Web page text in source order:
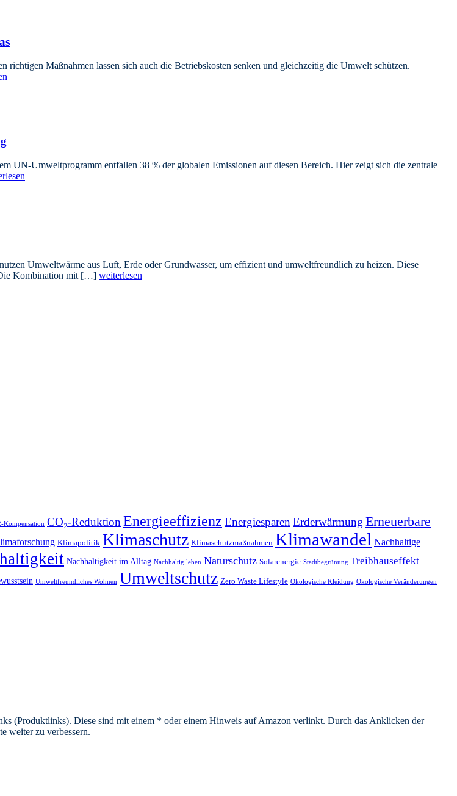
Maßnahmen lassen sich auch die Betriebskosten senken und gleichzeitig die Umwelt schützen.
UN-Umweltprogramm entfallen 38 % der globalen Emissionen auf diesen Bereich. Hier zeigt sich die zentrale
Umweltwärme aus Luft, Erde oder Grundwasser, um effizient und umweltfreundlich zu heizen. Diese
Die Kombination mit […] weiterlesen
Kompensation CO₂-Reduktion Energieeffizienz Energiesparen Erderwärmung Erneuerbare
Klimapolitik Klimaschutz Klimaschutzmaßnahmen Klimawandel Nachhaltige
Nachhaltigkeit im Alltag Nachhaltig leben Naturschutz Solarenergie Stadtbegrünung Treibhauseffekt
Umweltfreundliches Wohnen Umweltschutz Zero Waste Lifestyle Ökologische Kleidung Ökologische Veränderungen
(Produktlinks). Diese sind mit einem * oder einem Hinweis auf Amazon verlinkt. Durch das Anklicken der
weiter zu verbessern.